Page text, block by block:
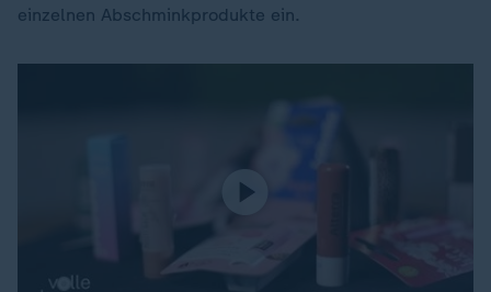
einzelnen Abschminkprodukte ein.